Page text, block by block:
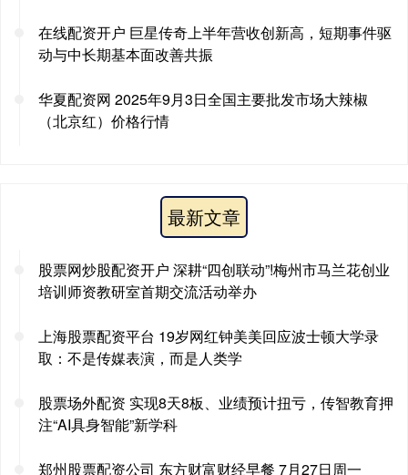
在线配资开户 巨星传奇上半年营收创新高，短期事件驱
动与中长期基本面改善共振
华夏配资网 2025年9月3日全国主要批发市场大辣椒
（北京红）价格行情
最新文章
股票网炒股配资开户 深耕“四创联动”!梅州市马兰花创业
培训师资教研室首期交流活动举办
上海股票配资平台 19岁网红钟美美回应波士顿大学录
取：不是传媒表演，而是人类学
股票场外配资 实现8天8板、业绩预计扭亏，传智教育押
注“AI具身智能”新学科
郑州股票配资公司 东方财富财经早餐 7月27日周一